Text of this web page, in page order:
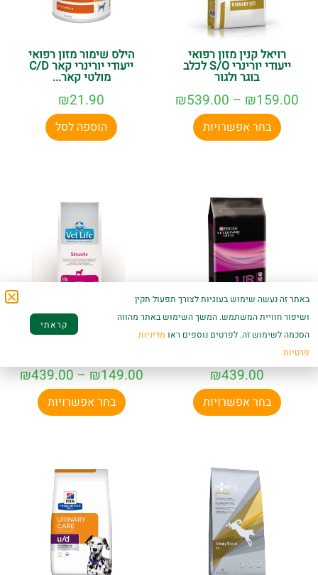
רויאל קנין מזון רפואי
ייעודי יורינרי S/O לכלב
בוגר ולגור
₪159.00
–
₪539.00
בחר אפשרויות
הילס שימור מזון רפואי
ייעודי יורינרי קאר C/D
מולטי קאר...
₪21.90
הוספה לסל
פיורינה מזון רפואי
ייעודי UR יורינרי לכלב
₪439.00
בחר אפשרויות
וט לייף מזון רפואי
₪149.00
–
₪439.00
בחר אפשרויות
באתר זה נעשה שימוש בעוגיות לצורך תפעול תקין
ושיפור חוויית המשתמש. המשך השימוש באתר מהווה
הסכמה לשימוש זה. לפרטים נוספים ראו מדיניות
פרטיות.
קראתי